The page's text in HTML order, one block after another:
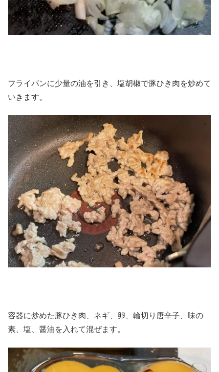
フライパンに少量の油を引き、塩胡椒で豚ひき肉を炒めて
いきます。
容器に炒めた豚ひき肉、ネギ、卵、輪切り唐辛子、味の
素、塩、醤油を入れて混ぜます。